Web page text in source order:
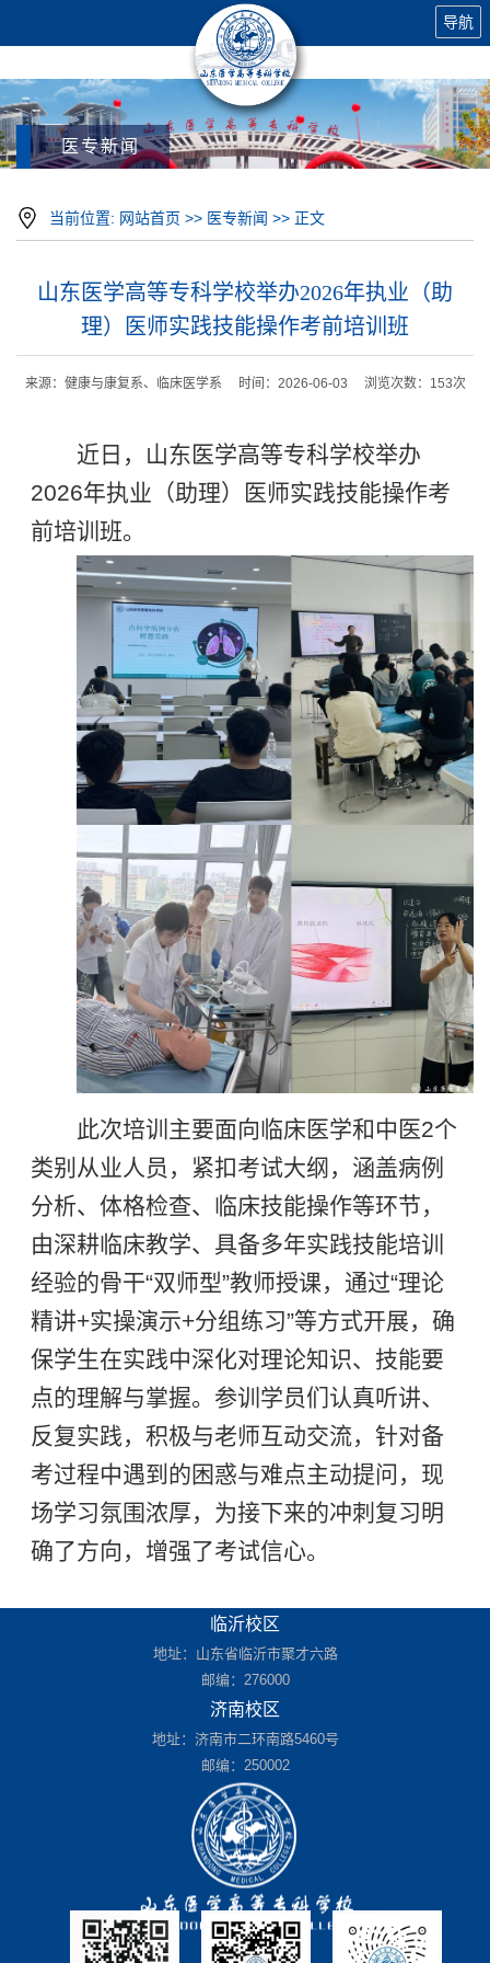
导航
医专新闻
当前位置: 网站首页 >> 医专新闻 >> 正文
山东医学高等专科学校举办2026年执业（助
理）医师实践技能操作考前培训班
来源：健康与康复系、临床医学系 时间：2026-06-03 浏览次数： 153次
近日，山东医学高等专科学校举办
2026年执业（助理）医师实践技能操作考
前培训班。
此次培训主要面向临床医学和中医2个
类别从业人员，紧扣考试大纲，涵盖病例
分析、体格检查、临床技能操作等环节，
由深耕临床教学、具备多年实践技能培训
经验的骨干“双师型”教师授课，通过“理论
精讲+实操演示+分组练习”等方式开展，确
保学生在实践中深化对理论知识、技能要
点的理解与掌握。参训学员们认真听讲、
反复实践，积极与老师互动交流，针对备
考过程中遇到的困惑与难点主动提问，现
场学习氛围浓厚，为接下来的冲刺复习明
确了方向，增强了考试信心。
临沂校区
地址：山东省临沂市聚才六路
邮编：276000
济南校区
地址：济南市二环南路5460号
邮编：250002